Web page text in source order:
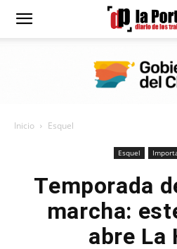
Diario
Inicio Esquel
Esquel
Temporada
marcha:
abre La